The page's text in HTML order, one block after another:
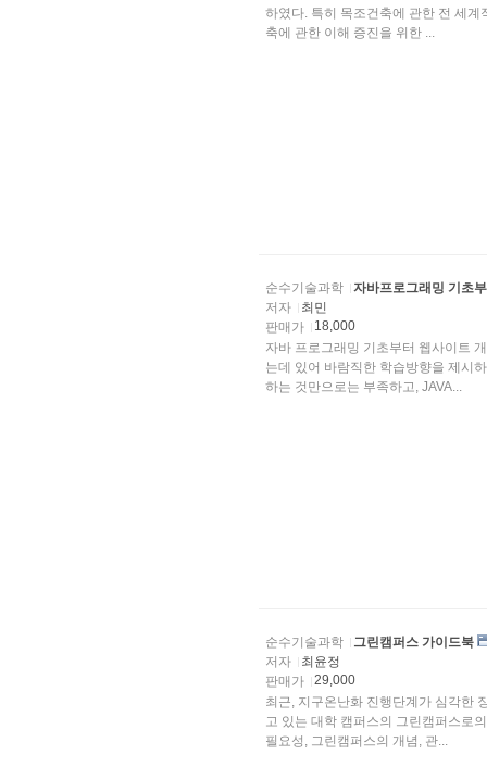
하였다. 특히 목조건축에 관한 전 세
축에 관한 이해 증진을 위한 ...
순수기술과학
자바프로그래밍 기초
저자
최민
판매가
18,000
자바 프로그래밍 기초부터 웹사이트
는데 있어 바람직한 학습방향을 제시
하는 것만으로는 부족하고, JAVA...
순수기술과학
그린캠퍼스 가이드북
저자
최윤정
판매가
29,000
최근, 지구온난화 진행단계가 심각한
고 있는 대학 캠퍼스의 그린캠퍼스로
필요성, 그린캠퍼스의 개념, 관...